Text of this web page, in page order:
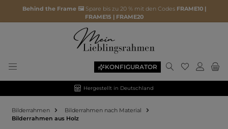
Behind the Frame 🖼️ Spare bis zu 20 % mit den Codes FRAME10 |
FRAME15 | FRAME20
KONFIGURATOR
Hergestellt in Deutschland
Bilderrahmen
Bilderrahmen nach Material
Bilderrahmen aus Holz